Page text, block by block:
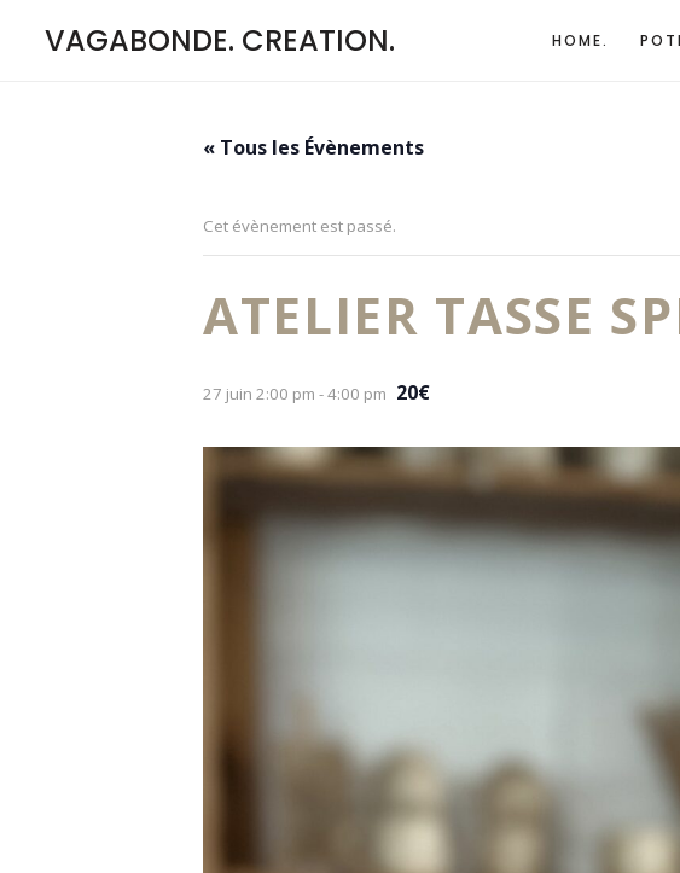
VAGABONDE. CREATION. HOME.
« Tous les Évènements
Cet évènement est passé.
ATELIER TASSE
27 juin 2:00 pm -4:00 pm 20€